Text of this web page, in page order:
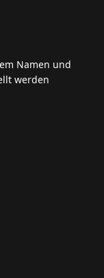
Namen und
werden